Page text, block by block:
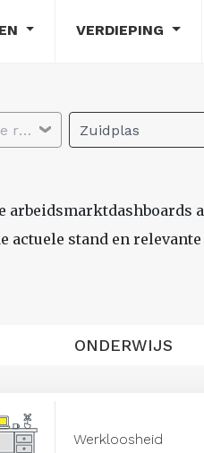
VERDIEPING
Selecteer economische regio Zuidplas
actuele stand en
ONDERWIJS
Werkloosheid